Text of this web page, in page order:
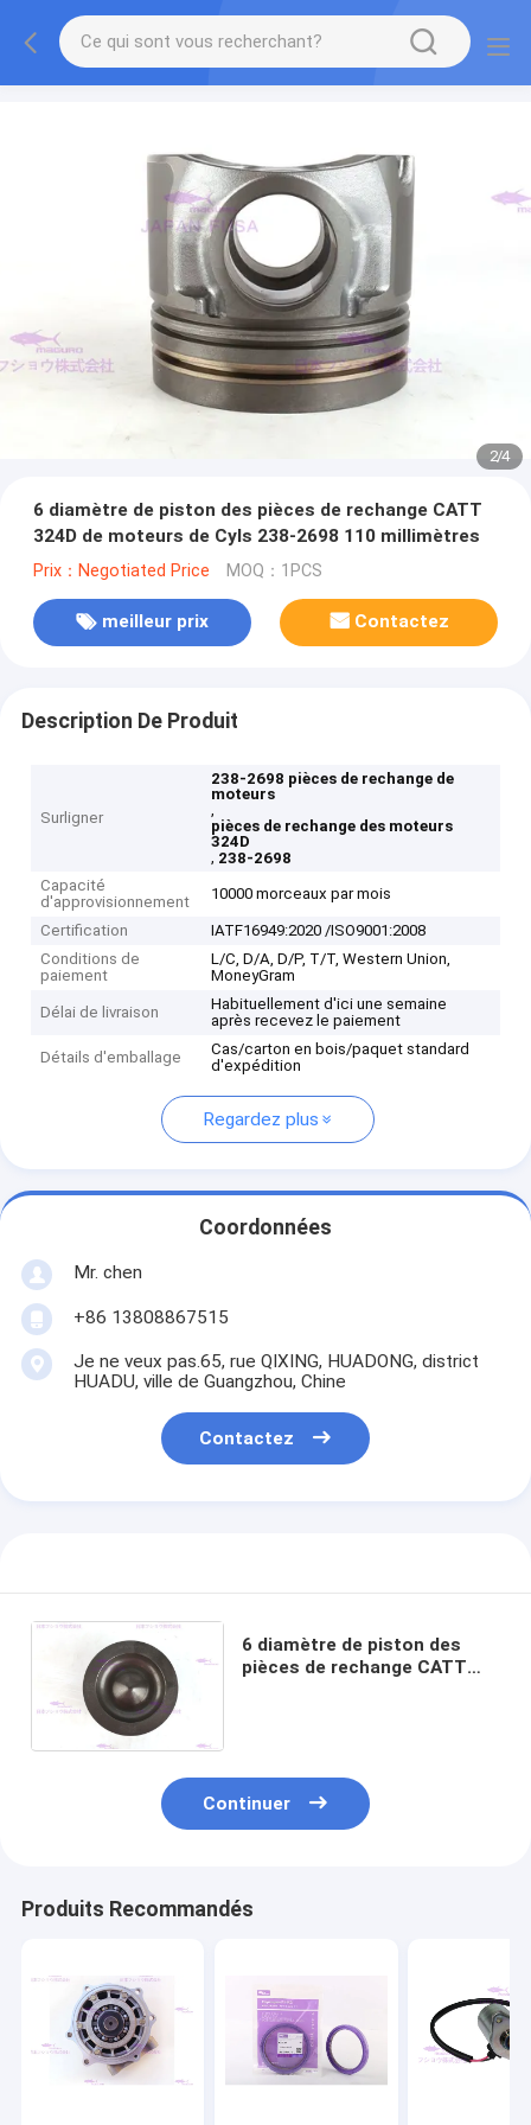
2/4
6 diamètre de piston des pièces de rechange CATT
324D de moteurs de Cyls 238-2698 110 millimètres
Prix：Negotiated Price MOQ：1PCS
meilleur prix Contactez
Description De Produit
Surligner
238-2698 pièces de rechange de
moteurs
,
pièces de rechange des moteurs
324D
, 238-2698
Capacité
d'approvisionnement
10000 morceaux par mois
Certification
IATF16949:2020 /ISO9001:2008
Conditions de
paiement
L/C, D/A, D/P, T/T, Western Union,
MoneyGram
Délai de livraison
Habituellement d'ici une semaine
après recevez le paiement
Détails d'emballage
Cas/carton en bois/paquet standard
d'expédition
Regardez plus
Coordonnées
Mr. chen
+86 13808867515
Je ne veux pas.65, rue QIXING, HUADONG, district
HUADU, ville de Guangzhou, Chine
Contactez
6 diamètre de piston des
pièces de rechange CATT
Continuer
Produits Recommandés